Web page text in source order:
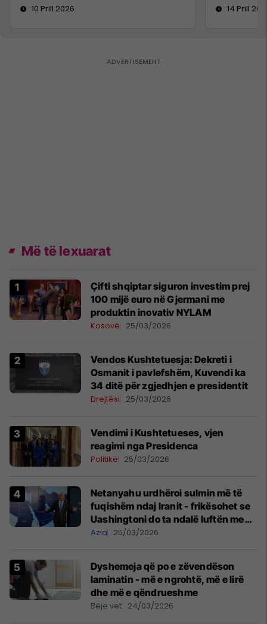
10 Prill 2026
14 Prill
Më të lexuarat
Çifti shqiptar siguron investim prej
100 mijë euro në Gjermani me
produktin inovativ NYLAM
Kosovë 25/03/2026
Vendos Kushtetuesja: Dekreti i
Osmanit i pavlefshëm, Kuvendi ka
34 ditë për zgjedhjen e presidentit
Drejtësi 25/03/2026
Vendimi i Kushtetueses, vjen
reagimi nga Presidenca
Politikë 25/03/2026
Netanyahu urdhëroi sulmin më të
fuqishëm ndaj Iranit - frikësohet se
Uashingtoni do ta ndalë luftën me
Teheranin
Azia 25/03/2026
Dyshemeja që po e zëvendëson
laminatin - më e ngrohtë, më e lirë
dhe më e qëndrueshme
Bëje vet 24/03/2026